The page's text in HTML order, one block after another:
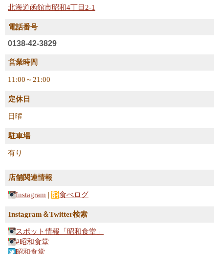
北海道函館市昭和4丁目2-1
電話番号
0138-42-3829
営業時間
11:00～21:00
定休日
日曜
駐車場
有り
店舗関連情報
Instagram | 食べログ
Instagram＆Twitter検索
スポット情報「昭和食堂」
#昭和食堂
昭和食堂